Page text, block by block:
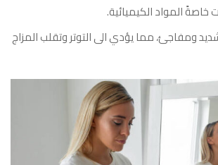
المواد الكيميائية.
ومفاجئ، مما يؤدي الى التوتر وتقلب المزاج